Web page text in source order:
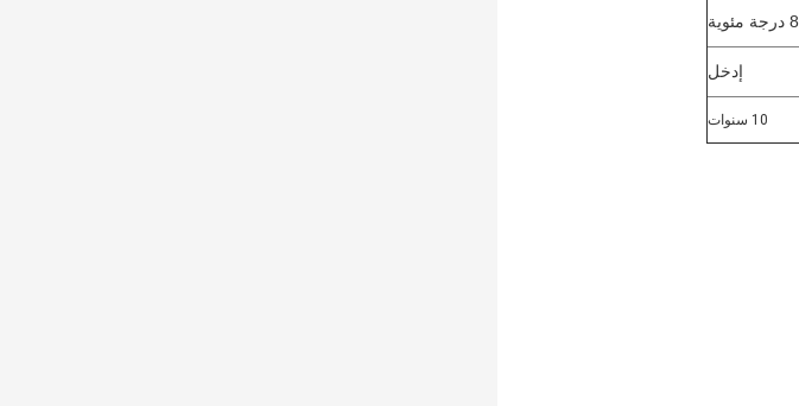
إدخل
10 سنوات